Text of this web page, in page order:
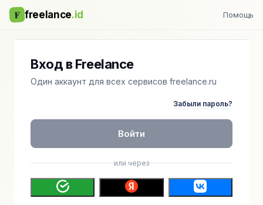
F freelance.id Помощь
Вход в Freelance
Один аккаунт для всех сервисов freelance.ru
Забыли пароль?
Войти
или через